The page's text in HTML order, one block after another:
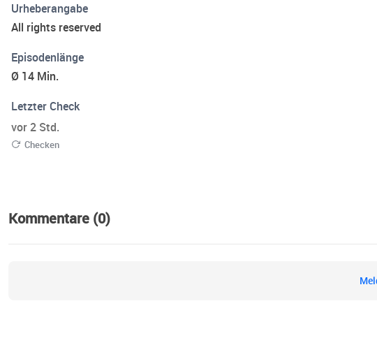
Urheberangabe
All rights reserved
Episodenlänge
Ø 14 Min.
Letzter Check
vor 2 Std.
Checken
Kommentare (0)